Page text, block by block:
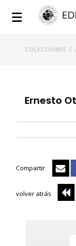
COLECCIONES /
Ernesto
Compartir
volver atrás